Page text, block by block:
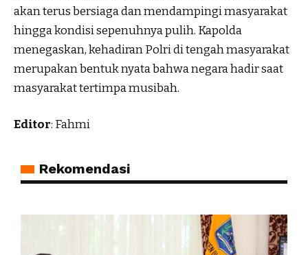
akan terus bersiaga dan mendampingi masyarakat
hingga kondisi sepenuhnya pulih. Kapolda
menegaskan, kehadiran Polri di tengah masyarakat
merupakan bentuk nyata bahwa negara hadir saat
masyarakat tertimpa musibah.
Editor: Fahmi
Rekomendasi